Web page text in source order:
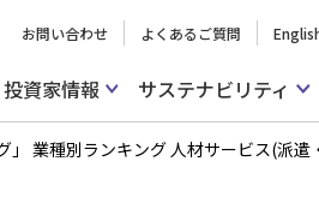
お問い合わせ よくあるご質問
投資家情報 サステナビリティ
」 業種別ランキング 人材サービス(派